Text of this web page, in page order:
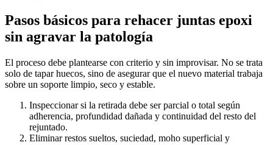
Pasos básicos para rehacer juntas epoxi
sin agravar la patología
El proceso debe plantearse con criterio y sin improvisar. No se trata
solo de tapar huecos, sino de asegurar que el nuevo material trabaja
sobre un soporte limpio, seco y estable.
Inspeccionar si la retirada debe ser parcial o total según
adherencia, profundidad dañada y continuidad del resto del
rejuntado.
Eliminar restos sueltos, suciedad, moho superficial y